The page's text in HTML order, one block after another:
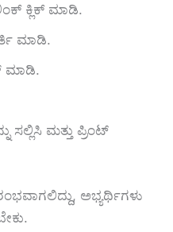
ಕ್ಲಿಕ್ ಮಾಡಿ.
ಮಾಡಿ.
ಮಾಡಿ.
ಮತ್ತು ಪ್ರಿಂಟ್
ಅಭ್ಯರ್ಥಿಗಳು